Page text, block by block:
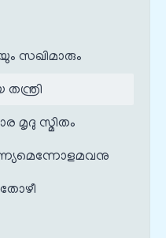
സഖിമാരും
മൃദു സ്മിതം